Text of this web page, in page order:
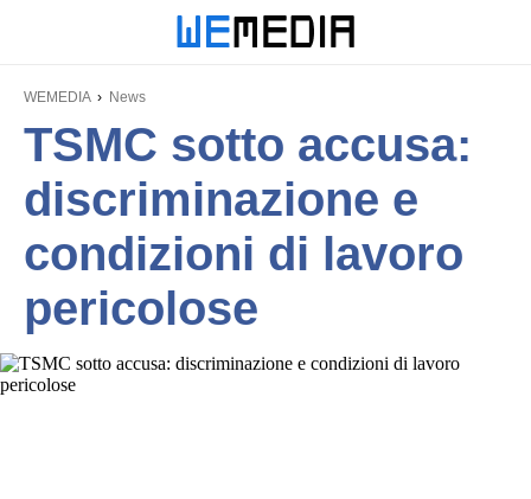
WEMEDIA News
TSMC sotto accusa:
discriminazione e
condizioni di lavoro
pericolose